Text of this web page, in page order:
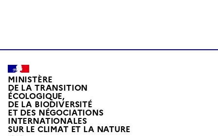
MINISTÈRE
DE LA TRANSITION
ÉCOLOGIQUE,
DE LA BIODIVERSITÉ
ET DES NÉGOCIATIONS
INTERNATIONALES
SUR LE CLIMAT ET LA NATUREL